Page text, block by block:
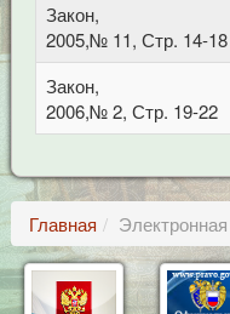
Закон,
2005,№ 11, Стр. 14-18
Закон,
2006,№ 2, Стр. 19-22
Главная